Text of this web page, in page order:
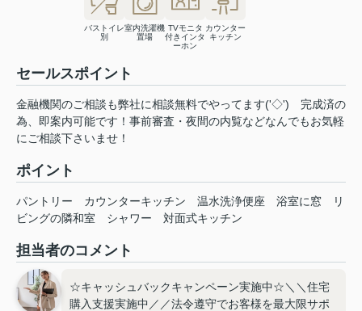
バストイレ
別
室内洗濯機
置場
TVモニタ
付きインタ
ーホン
カウンター
キッチン
セールスポイント
金融機関のご相談も弊社に相談無料でやってます('◇')ゞ完成済の
為、即案内可能です！事前審査・夜間の内覧などなんでもお気軽
にご相談下さいませ！
ポイント
パントリー カウンターキッチン 温水洗浄便座 浴室に窓
リ
ビングの隣和室
シャワー 対面式キッチン
担当者のコメント
☆キャッシュバックキャンペーン実施中☆＼＼住宅
購入支援実施中／／法令遵守でお客様を最大限サポ